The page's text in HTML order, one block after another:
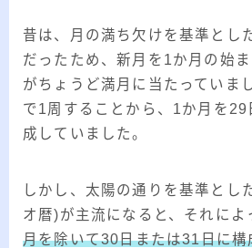
昔は、月の満ち欠けを基準とし
だったため、新月を1か月の始
がちょうど満月に当たっていま
で1周することから、1か月を
成していました。
しかし、太陽の通りを基準とし
オ暦)が主流になると、それによ
月を除いて30日または31日に構